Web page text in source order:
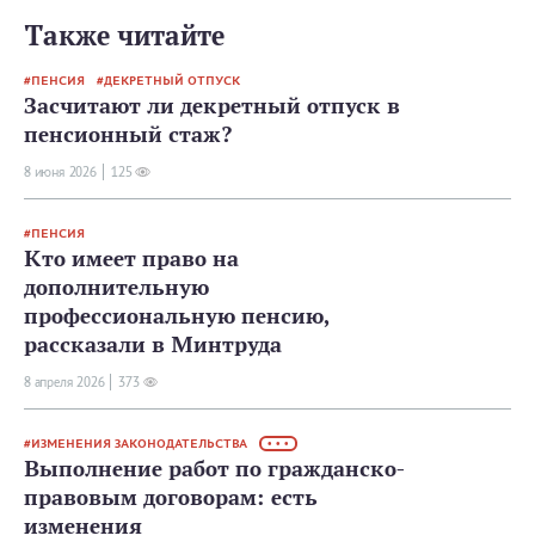
Также читайте
ПЕНСИЯ ДЕКРЕТНЫЙ ОТПУСК
Засчитают ли декретный отпуск в
пенсионный стаж?
8 июня 2026 125
ПЕНСИЯ
Кто имеет право на
дополнительную
профессиональную пенсию,
рассказали в Минтруда
8 апреля 2026 373
ИЗМЕНЕНИЯ ЗАКОНОДАТЕЛЬСТВА • • •
Выполнение работ по гражданско-
правовым договорам: есть
изменения